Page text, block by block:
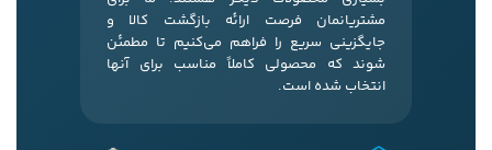
مشتریانمان فرصت ارائه بازگشت کالا و
جایگزینی سریع را فراهم می‌کنیم تا مطمئن
شوند که محصولی کاملاً مناسب برای آنها
انتخاب شده است.